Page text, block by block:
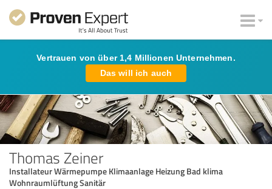
Vertrauen von über 1,4 Millionen Unternehmen.
Das will ich auch
Thomas Zeiner
Installateur Wärmepumpe Klimaanlage Heizung Bad klima
Wohnraumlüftung Sanitär